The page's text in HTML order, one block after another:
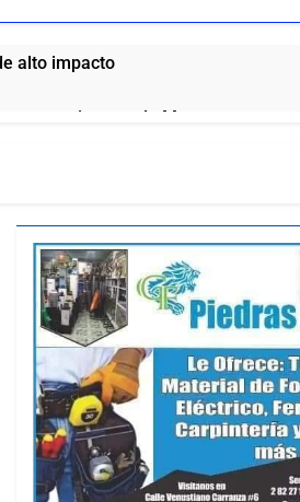
alto impacto
interno de Morena
del lado de Ana Lilia
en su propia trampa
delitos de alto impacto